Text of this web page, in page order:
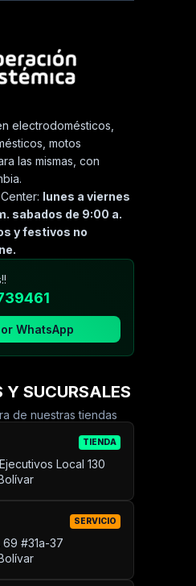
electrodomésticos,
motos
las mismas, con
lunes a viernes
sabados de 9:00 a.
y festivos no
WhatsApp
Y SUCURSALES
de nuestras tiendas
TIENDA
Local 130
SERVICIO
69 #31a-37